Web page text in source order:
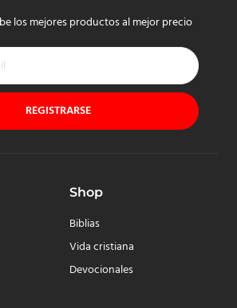
los mejores productos al mejor precio
REGISTRARSE
Shop
Biblias
Vida cristiana
Devocionales